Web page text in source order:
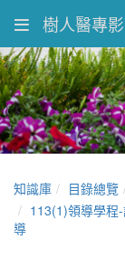
樹人醫專
知識庫 目錄總覽
113(1)領導學程
導